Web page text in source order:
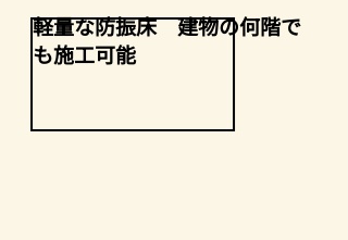
軽量な防振床 建物の何階で
も​施工可能